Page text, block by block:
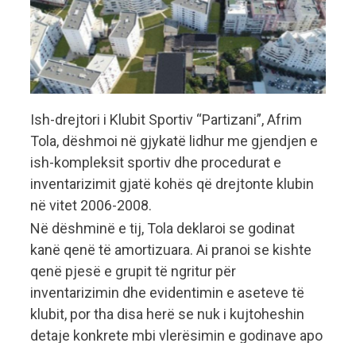
Ish-drejtori i Klubit Sportiv “Partizani”, Afrim
Tola, dëshmoi në gjykatë lidhur me gjendjen e
ish-kompleksit sportiv dhe procedurat e
inventarizimit gjatë kohës që drejtonte klubin
në vitet 2006-2008.
Në dëshminë e tij, Tola deklaroi se godinat
kanë qenë të amortizuara. Ai pranoi se kishte
qenë pjesë e grupit të ngritur për
inventarizimin dhe evidentimin e aseteve të
klubit, por tha disa herë se nuk i kujtoheshin
detaje konkrete mbi vlerësimin e godinave apo